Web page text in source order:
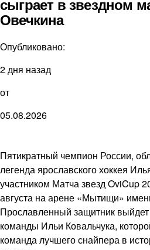
сыграет в звездном
Овечкина
Опубликовано:
2 дня назад
от
05.08.2026
Пятикратный чемпион России,
легенда ярославского хоккея
участником Матча звезд OviCup
августа на арене «Мытищи»
Прославленный защитник
команды Ильи Ковальчука,
команда лучшего снайпера в